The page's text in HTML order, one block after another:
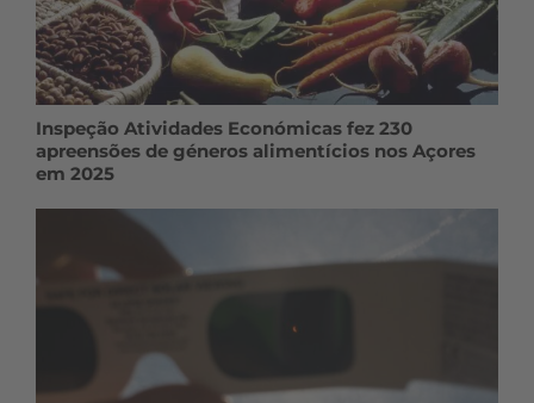
Inspeção Atividades Económicas fez 230
apreensões de géneros alimentícios nos Açores
em 2025